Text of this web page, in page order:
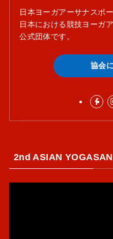
日本ヨーガアーサナスポ
日本における競技ヨーガ
公式団体です。
協会
2nd ASIAN